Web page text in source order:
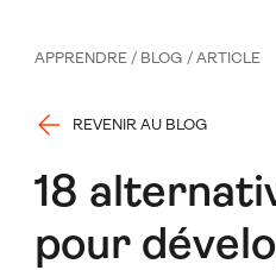
APPRENDRE / BLOG /ARTICLE
REVENIR AU BLOG
18
pour